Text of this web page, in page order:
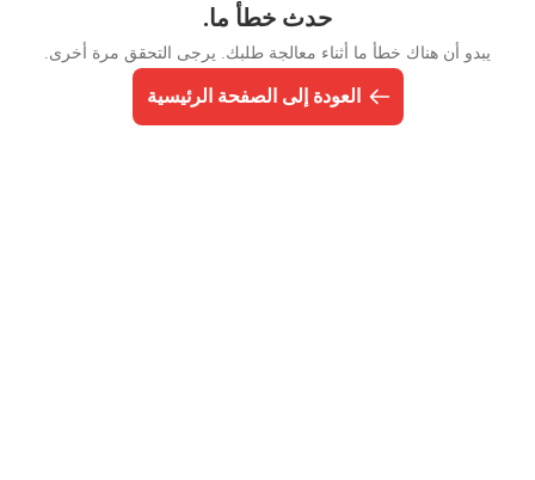
حدث خطأ ما.
يبدو أن هناك خطأ ما أثناء معالجة طلبك. يرجى التحقق مرة أخرى.
العودة إلى الصفحة الرئيسية